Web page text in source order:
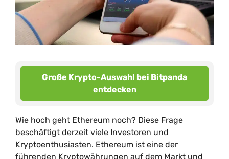
Große Krypto-Auswahl bei Bitpanda
entdecken
Wie hoch geht Ethereum noch? Diese Frage
beschäftigt derzeit viele Investoren und
Kryptoenthusiasten. Ethereum ist eine der
führenden Kryptowährungen auf dem Markt und